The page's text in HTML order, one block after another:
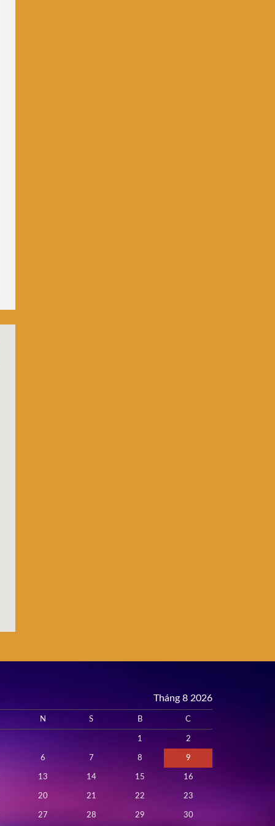
Tháng 8 2026
N S B C
1 2
6 7 8 9
13 14 15 16
20 21 22 23
27 28 29 30